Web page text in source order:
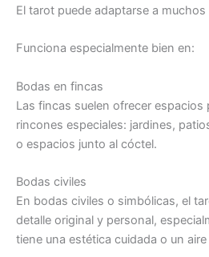
El tarot puede adaptarse a
Funciona especialmente bien en:
Bodas en fincas
Las fincas suelen ofrecer espacios
rincones especiales: jardines,
o espacios junto al cóctel.
Bodas civiles
En bodas civiles o simbólicas, el
detalle original y personal,
tiene una estética cuidada o un